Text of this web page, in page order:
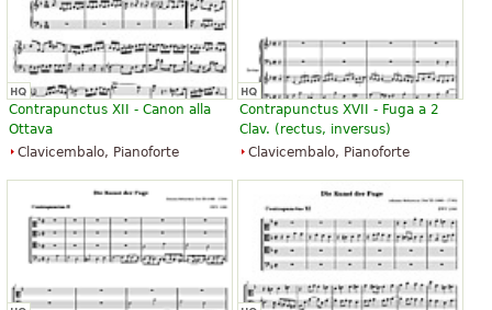
Contrapunctus XII - Canon alla
Ottava
Clavicembalo, Pianoforte
Contrapunctus XVII - Fuga a 2
Clav. (rectus, inversus)
Clavicembalo, Pianoforte